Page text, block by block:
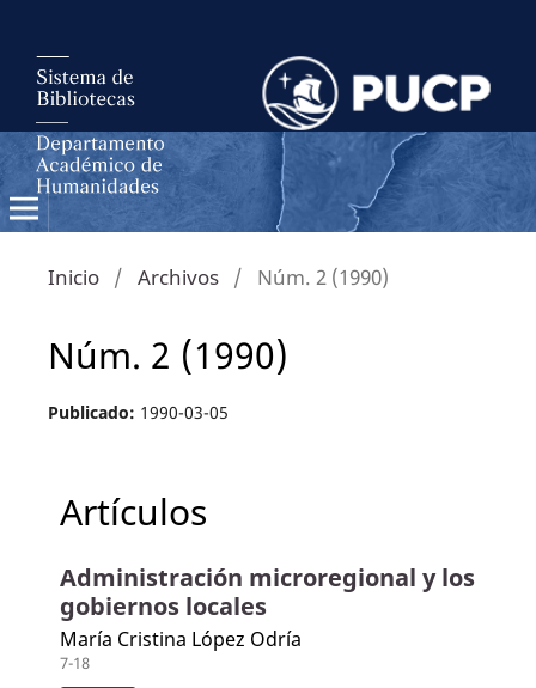
Inicio / Archivos / Núm. 2 (1990)
Núm. 2 (1990)
Publicado: 1990-03-05
Artículos
Administración microregional y los
gobiernos locales
María Cristina López Odría
7-18